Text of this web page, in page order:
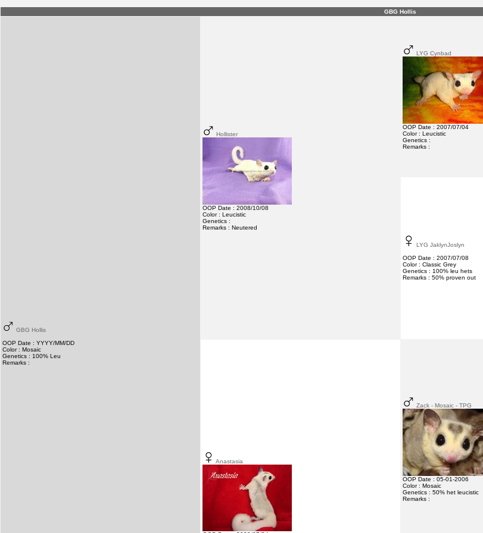
GBG Hollis
GBG Hollis
OOP Date : YYYY/MM/DD
Color : Mosaic
Genetics : 100% Leu
Remarks :
Hollister
OOP Date : 2008/10/08
Color : Leucistic
Genetics :
Remarks : Neutered
LYG Cynbad
OOP Date : 2007/07/04
Color : Leucistic
Genetics :
Remarks :
LYG JaklynJoslyn
OOP Date : 2007/07/08
Color : Classic Grey
Genetics : 100% leu hets
Remarks : 50% proven out
Anastasia
Zack - Mosaic - TPG
OOP Date : 05-01-2006
Color : Mosaic
Genetics : 50% het leucistic
Remarks :